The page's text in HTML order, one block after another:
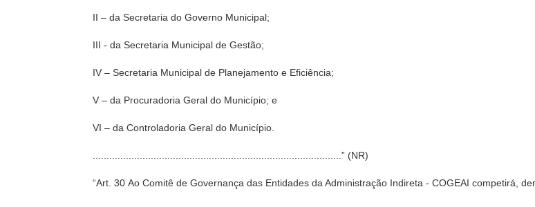
II – da Secretaria do Governo Municipal;
III - da Secretaria Municipal de Gestão;
IV – Secretaria Municipal de Planejamento e Eficiência;
V – da Procuradoria Geral do Município; e
VI – da Controladoria Geral do Município.
..........................................................................................” (NR)
“Art. 30 Ao Comitê de Governança das Entidades da Administração Indireta - COGEAI competirá,